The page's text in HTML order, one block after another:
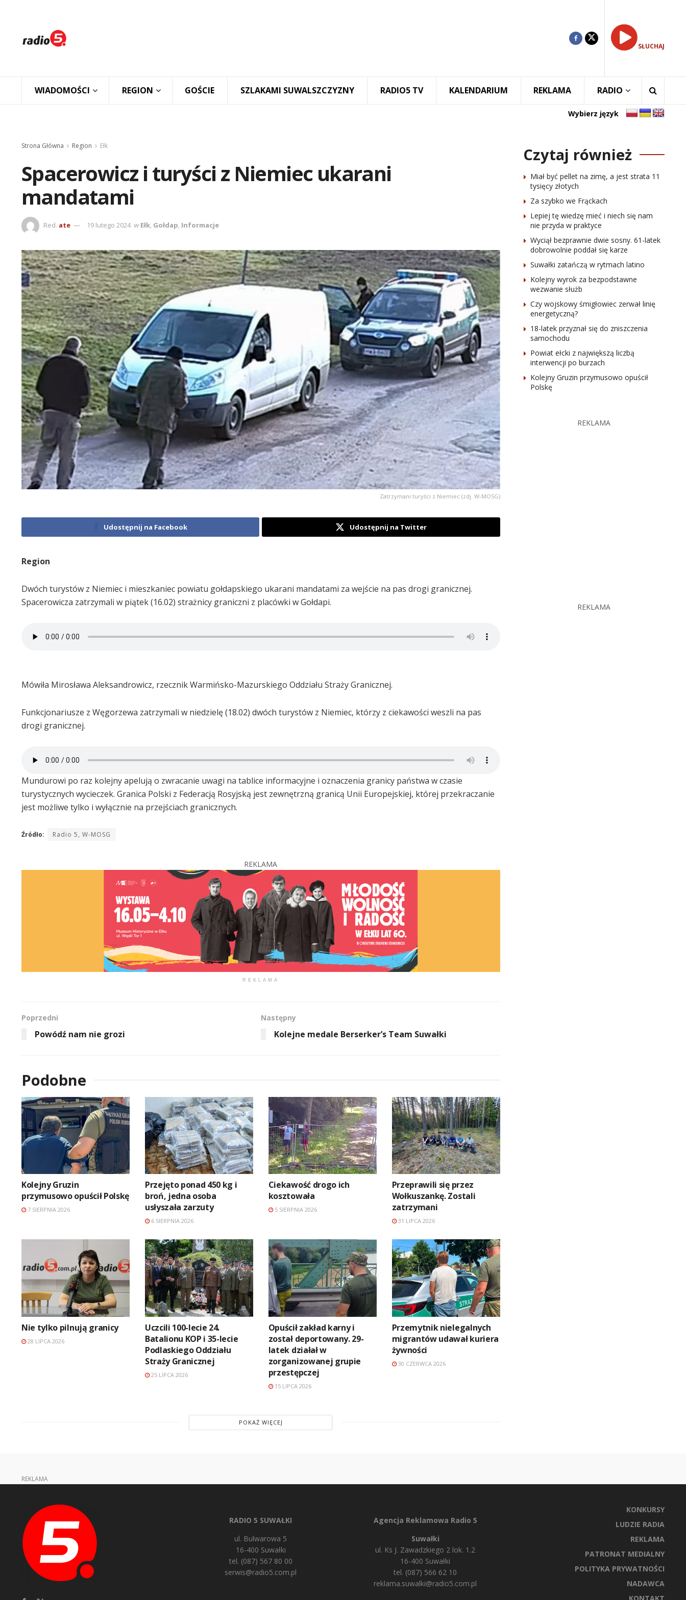
SŁUCHAJ
WIADOMOŚCI REGION GOŚCIE SZLAKAMI SUWALSZCZYZNY RADIO5 TV KALENDARIUM REKLAMA RADIO
Wybierz język
Strona Główna Region Ełk
Spacerowicz i turyści z Niemiec ukarani
mandatami
Red. ate 19 lutego 2024 w Ełk, Gołdap, Informacje
Zatrzymani turyści z Niemiec (zdj. W-MOSG)
Udostępnij na Facebook Udostępnij na Twitter
Region
Dwóch turystów z Niemiec i mieszkaniec powiatu gołdapskiego ukarani mandatami za wejście na pas drogi granicznej.
Spacerowicza zatrzymali w piątek (16.02) strażnicy graniczni z placówki w Gołdapi.
Mówiła Mirosława Aleksandrowicz, rzecznik Warmińsko-Mazurskiego Oddziału Straży Granicznej.
Funkcjonariusze z Węgorzewa zatrzymali w niedzielę (18.02) dwóch turystów z Niemiec, którzy z ciekawości weszli na pas
drogi granicznej.
Mundurowi po raz kolejny apelują o zwracanie uwagi na tablice informacyjne i oznaczenia granicy państwa w czasie
turystycznych wycieczek. Granica Polski z Federacją Rosyjską jest zewnętrzną granicą Unii Europejskiej, której przekraczanie
jest możliwe tylko i wyłącznie na przejściach granicznych.
Źródło: Radio 5, W-MOSG
REKLAMA
REKLAMA
Poprzedni
Powódź nam nie grozi
Następny
Kolejne medale Berserker’s Team Suwałki
Podobne
Kolejny Gruzin
przymusowo opuścił Polskę
7 SIERPNIA 2026
Przejęto ponad 450 kg i
broń, jedna osoba
usłyszała zarzuty
6 SIERPNIA 2026
Ciekawość drogo ich
kosztowała
5 SIERPNIA 2026
Przeprawili się przez
Wołkuszankę. Zostali
zatrzymani
31 LIPCA 2026
Nie tylko pilnują granicy
28 LIPCA 2026
Uczcili 100-lecie 24.
Batalionu KOP i 35-lecie
Podlaskiego Oddziału
Straży Granicznej
25 LIPCA 2026
Opuścił zakład karny i
został deportowany. 29-
latek działał w
zorganizowanej grupie
przestępczej
15 LIPCA 2026
Przemytnik nielegalnych
migrantów udawał kuriera
żywności
30 CZERWCA 2026
POKAŻ WIĘCEJ
Czytaj również
Miał być pellet na zimę, a jest strata 11
tysięcy złotych
Za szybko we Frąckach
Lepiej tę wiedzę mieć i niech się nam
nie przyda w praktyce
Wyciął bezprawnie dwie sosny. 61-latek
dobrowolnie poddał się karze
Suwałki zatańczą w rytmach latino
Kolejny wyrok za bezpodstawne
wezwanie służb
Czy wojskowy śmigłowiec zerwał linię
energetyczną?
18-latek przyznał się do zniszczenia
samochodu
Powiat ełcki z największą liczbą
interwencji po burzach
Kolejny Gruzin przymusowo opuścił
Polskę
REKLAMA
REKLAMA
REKLAMA
RADIO 5 SUWAŁKI
ul. Bulwarowa 5
16-400 Suwałki
tel. (087) 567 80 00
serwis@radio5.com.pl
Agencja Reklamowa Radio 5
Suwałki
ul. Ks J. Zawadzkiego 2 lok. 1.2
16-400 Suwałki
tel. (087) 566 62 10
reklama.suwalki@radio5.com.pl
KONKURSY
LUDZIE RADIA
REKLAMA
PATRONAT MEDIALNY
POLITYKA PRYWATNOŚCI
NADAWCA
KONTAKT